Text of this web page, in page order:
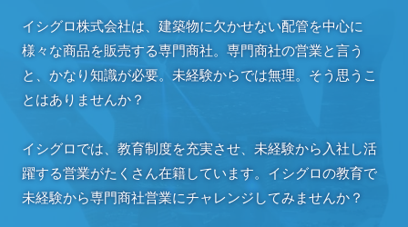
イシグロ株式会社は、建築物に欠かせない配管を中心に
様々な商品を販売する専門商社。専門商社の営業と言う
と、かなり知識が必要。未経験からでは無理。そう思うこ
とはありませんか？
イシグロでは、教育制度を充実させ、未経験から入社し活
躍する営業がたくさん在籍しています。イシグロの教育で
未経験から専門商社営業にチャレンジしてみませんか？